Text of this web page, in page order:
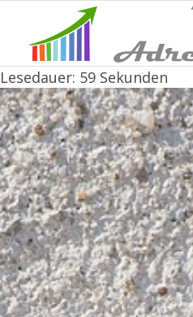
Lesedauer: 59 Sekunden